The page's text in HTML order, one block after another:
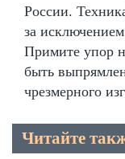
России.
за
Примите упор
быть
чрезмерного
Читайте